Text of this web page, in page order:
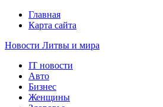
Главная
Карта сайта
Новости Литвы и мира
Свежие события и главные новости
портале EUROLITVA.RU
IT новости
Авто
Бизнес
Женщины